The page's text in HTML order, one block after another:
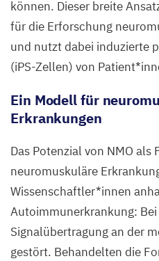
können. Dieser breite
für die Erforschung
und nutzt dabei induzierte
(iPS-Zellen) von
Ein Modell für
Erkrankungen
Das Potenzial von NMO als
neuromuskuläre
Wissenschaftler*innen
Autoimmunerkrankung:
Signalübertragung an der
gestört. Behandelten die